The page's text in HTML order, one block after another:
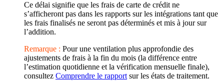
Ce délai signifie que les frais de carte de crédit ne
s’afficheront pas dans les rapports sur les intégrations tant que
les frais finalisés ne seront pas déterminés et mis à jour sur
l’addition.
Remarque : Pour une ventilation plus approfondie des
ajustements de frais à la fin du mois (la différence entre
l’estimation quotidienne et la vérification mensuelle finale),
consultez Comprendre le rapport sur les états de traitement.